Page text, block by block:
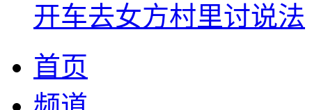
开车去女方村里讨说法
首页